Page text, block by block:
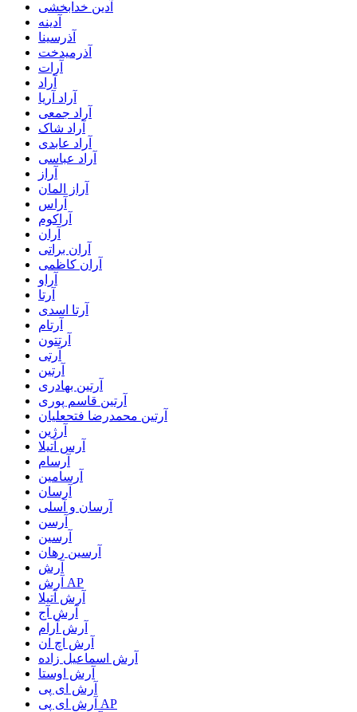
آدین خدابخشی
آدینه
آذرسینا
آذرمیدخت
آرات
آراد
آراد آریا
آراد جمعی
آراد شاک
آراد عابدی
آراد عباسی
آراز
آراز المان
آراس
آراکوم
آران
آران براتی
آران کاظمی
آراو
آرتا
آرتا اسدی
آرتام
آرتتون
آرتی
آرتین
آرتین بهادری
آرتین قاسم پوری
آرتین محمدرضا فتحعلیان
آرژین
آرس آتیلا
آرسام
آرسامین
آرسان
آرسان و آسلی
آرسن
آرسین
آرسین رهان
آرش
آرش AP
آرش آتیلا
آرش آج
آرش آرام
آرش اچ ان
آرش اسماعیل زاده
آرش اوستا
آرش ای پی
آرش ای پی AP